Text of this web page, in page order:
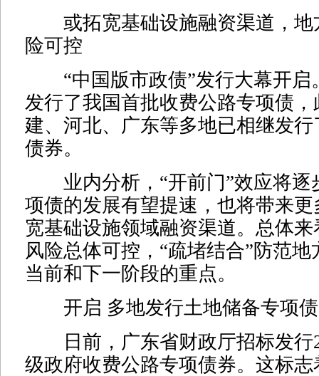
或拓宽基础设施融资渠道，地
险可控
“中国版市政债”发行大幕开启
发行了我国首批收费公路专项债
建、河北、广东等多地已相继发
债券。
业内分析，“开前门”效应将逐
项债的发展有望提速，也将带来
宽基础设施领域融资渠道。总体
风险总体可控，“疏堵结合”防范
当前和下一阶段的重点。
开启 多地发行土地储备专项债
日前，广东省财政厅招标发行
级政府收费公路专项债券。这标